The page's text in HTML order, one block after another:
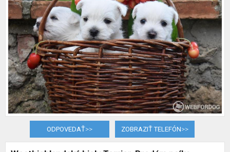
ODPOVEDAŤ>> ZOBRAZIŤ TELEFÓN>>